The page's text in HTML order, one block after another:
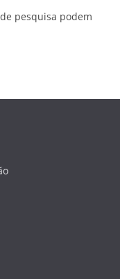
pesquisa podem